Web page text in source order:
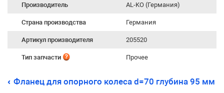
Производитель AL-KO (Германия)
Страна производства Германия
Артикул производителя 205520
Тип запчасти Прочее
Фланец для опорного колеса d=70 глубина 95 мм